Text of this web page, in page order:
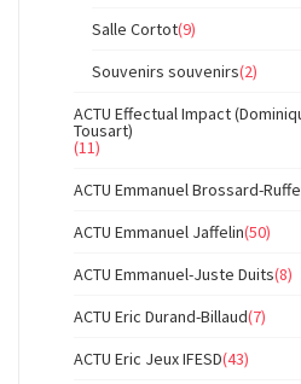
Salle Cortot(9)
Souvenirs souvenirs(2)
ACTU Effectual Impact
Tousart)
(11)
ACTU Emmanuel Brossard-
ACTU Emmanuel Jaffelin(50)
ACTU Emmanuel-Juste Duits(8)
ACTU Eric Durand-Billaud(7)
ACTU Eric Jeux IFESD(43)